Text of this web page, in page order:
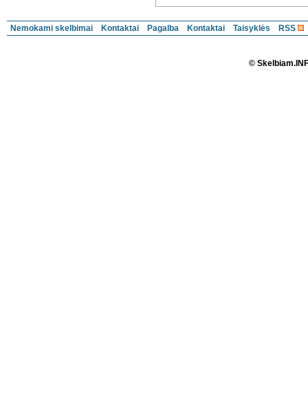
Nemokami skelbimai Kontaktai Pagalba Kontaktai Taisyklės RSS
©